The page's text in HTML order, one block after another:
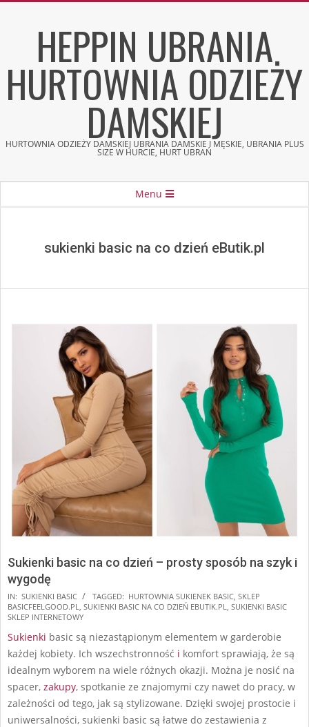
HEPPIN UBRANIA
HURTOWNIA ODZIEŻY
DAMSKIEJ
HURTOWNIA ODZIEŻY DAMSKIEJ UBRANIA DAMSKIE I MĘSKIE, UBRANIA PLUS
SIZE W HURCIE, HURT UBRAŃ
Menu
sukienki basic na co dzień eButik.pl
Sukienki basic na co dzień – prosty sposób na szyk i
wygodę
2025-
09-
IN: SUKIENKI BASIC TAGGED: HURTOWNIA SUKIENEK BASIC SKLEP
BASICFEELGOOD.PL
SUKIENKI BASIC NA CO DZIEŃ EBUTIK.PL
SUKIENKI BASIC
SKLEP INTERNETOWY
Sukienki basic są niezastąpionym elementem w garderobie
każdej kobiety. Ich wszechstronność i komfort sprawiają, że są
idealnym wyborem na wiele różnych okazji. Można je nosić na
spacer, zakupy, spotkanie ze znajomymi czy nawet do pracy, w
zależności od tego, jak są stylizowane. Dzięki swojej prostocie i
uniwersalności, sukienki basic są łatwe do zestawienia z